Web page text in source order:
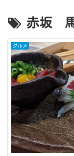
赤坂
グルメ